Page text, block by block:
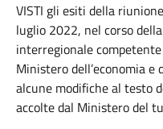
VISTI gli esiti della
luglio 2022, nel corso
interregionale
Ministero dell’economia
alcune modifiche al testo
accolte dal Ministero del